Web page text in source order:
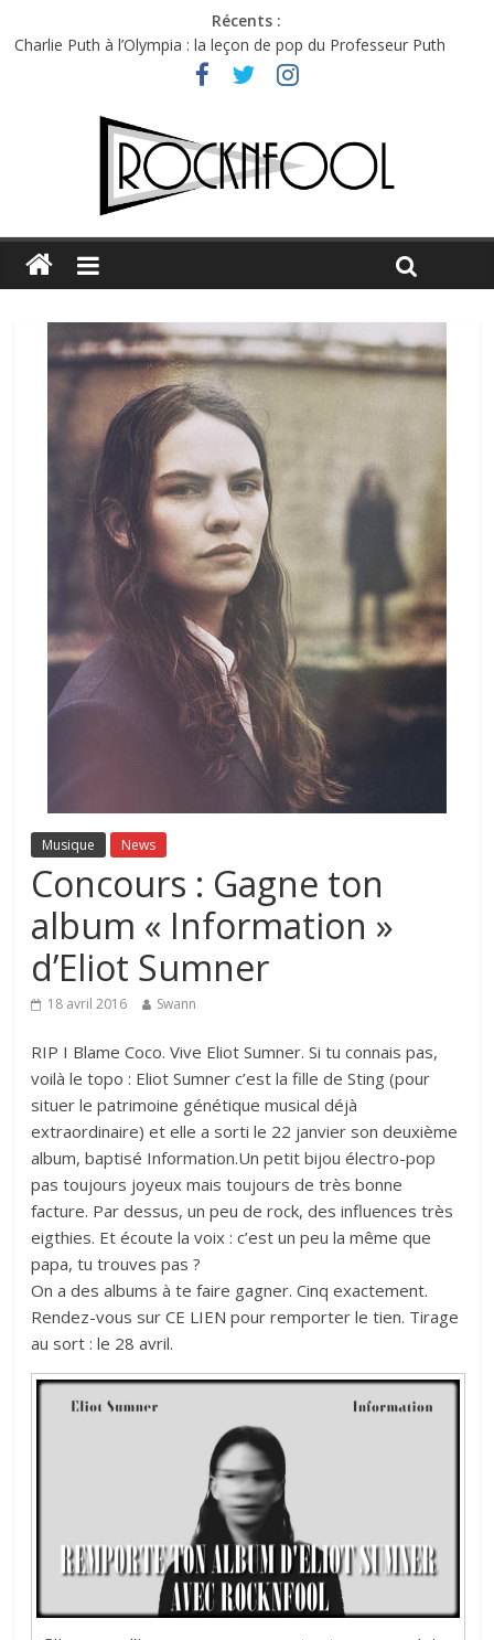
Récents :
Charlie Puth à l’Olympia : la leçon de pop du Professeur Puth
Festival Triptyque : un nouveau festival de musique indépendant
Hellfest 2026 vendredi : température et émotions en hausse
Hellfest 2026 jeudi : impossible de choisir entre chaleur et bonne
Première édition du Midgard Festival : entre bière, métal et
Musique News
Concours : Gagne ton
album « Information »
d’Eliot Sumner
18 avril 2016 Swann
RIP I Blame Coco. Vive Eliot Sumner. Si tu connais pas,
voilà le topo : Eliot Sumner c’est la fille de Sting (pour
situer le patrimoine génétique musical déjà
extraordinaire) et elle a sorti le 22 janvier son deuxième
album, baptisé Information.Un petit bijou électro-pop
pas toujours joyeux mais toujours de très bonne
facture. Par dessus, un peu de rock, des influences très
eigthies. Et écoute la voix : c’est un peu la même que
papa, tu trouves pas ?
On a des albums à te faire gagner. Cinq exactement.
Rendez-vous surCE LIENpour remporter le tien. Tirage
au sort : le 28 avril.